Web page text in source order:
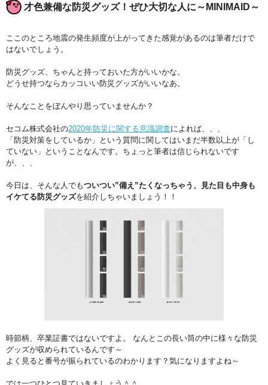
才色兼備な防災グッズ！ぜひ大切な人に～MINIMAID～
ここのところ地震の発生頻度が上がってきた感覚があるのは筆者だけで
はないでしょう。
防災グッズ、ちゃんと持っておいた方がいいかな。
どうせ持つならカッコいい防災グッズがいいなあ。
そんなことをぼんやり思っていませんか？
セコム株式会社の2020年防災に関する意識調査によれば、、、
「防災対策をしているか」という質問に関してはいまだ半数以上が「し
ていない」ということなんです。ちょっと筆者は信じられないです
が、、、
今日は、そんな人でもついつい”備え”たくなっちゃう、見た目も中身も
イケてる防災グッズを紹介しちゃいましょう！！
時節柄、卒業証書ではないですよ。 なんとこの長い筒の中に様々な防災
グッズが収められているんです～
よく見ると番号が振られているのわかります？気になりますよね～